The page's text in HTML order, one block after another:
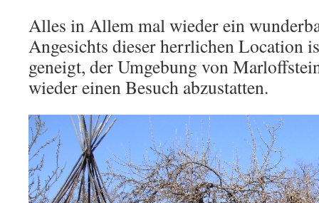
Alles in Allem mal wieder ein
Angesichts dieser herrlichen Location
geneigt, der Umgebung von
wieder einen Besuch abzustatten.